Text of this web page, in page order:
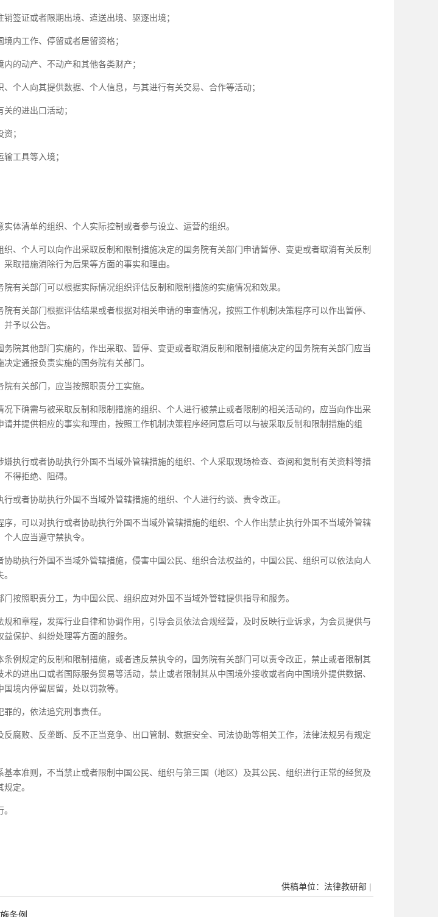
销签证或者限期出境、遣送出境、驱逐出境；
内工作、停留或者居留资格；
的动产、不动产和其他各类财产；
、个人向其提供数据、个人信息，与其进行有关交易、合作等活动；
的进出口活动；
；
工具等入境；
体清单的组织、个人实际控制或者参与设立、运营的组织。
、个人可以向作出采取反制和限制措施决定的国务院有关部门申请暂停、变更或者取消有关反制
取措施消除行为后果等方面的事实和理由。
有关部门可以根据实际情况组织评估反制和限制措施的实施情况和效果。
有关部门根据评估结果或者根据对相关申请的审查情况，按照工作机制决策程序可以作出暂停、
予以公告。
院其他部门实施的，作出采取、暂停、变更或者取消反制和限制措施决定的国务院有关部门应当
定通报负责实施的国务院有关部门。
有关部门，应当按照职责分工实施。
下确需与被采取反制和限制措施的组织、个人进行被禁止或者限制的相关活动的，应当向作出采
并提供相应的事实和理由，按照工作机制决策程序经同意后可以与被采取反制和限制措施的组
执行或者协助执行外国不当域外管辖措施的组织、个人采取现场检查、查阅和复制有关资料等措
得拒绝、阻碍。
或者协助执行外国不当域外管辖措施的组织、个人进行约谈、责令改正。
序，可以对执行或者协助执行外国不当域外管辖措施的组织、个人作出禁止执行外国不当域外管辖
人应当遵守禁执令。
助执行外国不当域外管辖措施，侵害中国公民、组织合法权益的，中国公民、组织可以依法向人
按照职责分工，为中国公民、组织应对外国不当域外管辖提供指导和服务。
和章程，发挥行业自律和协调作用，引导会员依法合规经营，及时反映行业诉求，为会员提供与
保护、纠纷处理等方面的服务。
例规定的反制和限制措施，或者违反禁执令的，国务院有关部门可以责令改正，禁止或者限制其
的进出口或者国际服务贸易等活动，禁止或者限制其从中国境外接收或者向中国境外提供数据、
境内停留居留，处以罚款等。
的，依法追究刑事责任。
腐败、反垄断、反不正当竞争、出口管制、数据安全、司法协助等相关工作，法律法规另有规定
本准则，不当禁止或者限制中国公民、组织与第三国（地区）及其公民、组织进行正常的经贸及
定。
供稿单位：法律教研部 |